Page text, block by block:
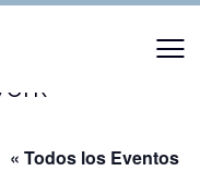
–
« Todos los Eventos